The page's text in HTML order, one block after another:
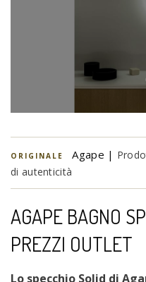
ORIGINALE Agape |
di autenticità
AGAPE BAGNO
PREZZI OUTLET
Lo specchio Solid di